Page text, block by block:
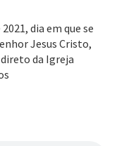
dia em que se
Jesus Cristo,
da Igreja